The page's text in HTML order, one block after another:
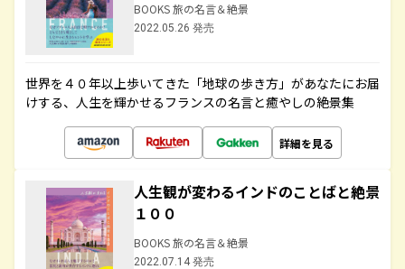
BOOKS 旅の名言＆絶景
2022.05.26 発売
世界を４０年以上歩いてきた「地球の歩き方」があなたにお届
けする、人生を輝かせるフランスの名言と癒やしの絶景集
詳細を見る
人生観が変わるインドのことばと絶景
１００
BOOKS 旅の名言＆絶景
2022.07.14 発売